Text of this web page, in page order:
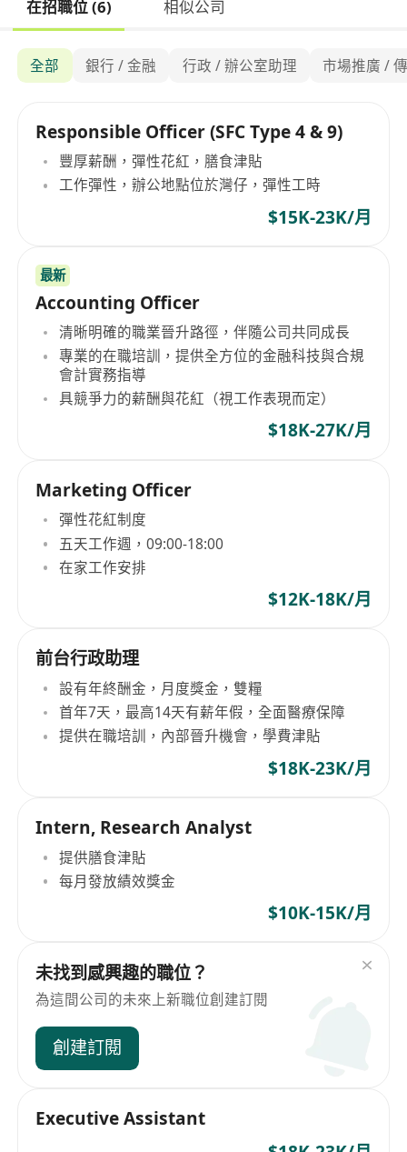
在招職位 (6) 相似公司
全部 銀行 / 金融 行政 / 辦公室助理 市場推廣 /
Responsible Officer (SFC Type 4 & 9)
豐厚薪酬，彈性花紅，膳食津貼
工作彈性，辦公地點位於灣仔，彈性工時
$15K-23K/月
最新
Accounting Officer
清晰明確的職業晉升路徑，伴隨公司共同成長
專業的在職培訓，提供全方位的金融科技與合規
會計實務指導
具競爭力的薪酬與花紅（視工作表現而定）
$18K-27K/月
Marketing Officer
彈性花紅制度
五天工作週，09:00-18:00
在家工作安排
$12K-18K/月
前台行政助理
設有年終酬金，月度獎金，雙糧
首年7天，最高14天有薪年假，全面醫療保障
提供在職培訓，內部晉升機會，學費津貼
$18K-23K/月
Intern, Research Analyst
提供膳食津貼
每月發放績效獎金
$10K-15K/月
未找到感興趣的職位？
為這間公司的未來上新職位創建訂閱
創建訂閱
Executive Assistant